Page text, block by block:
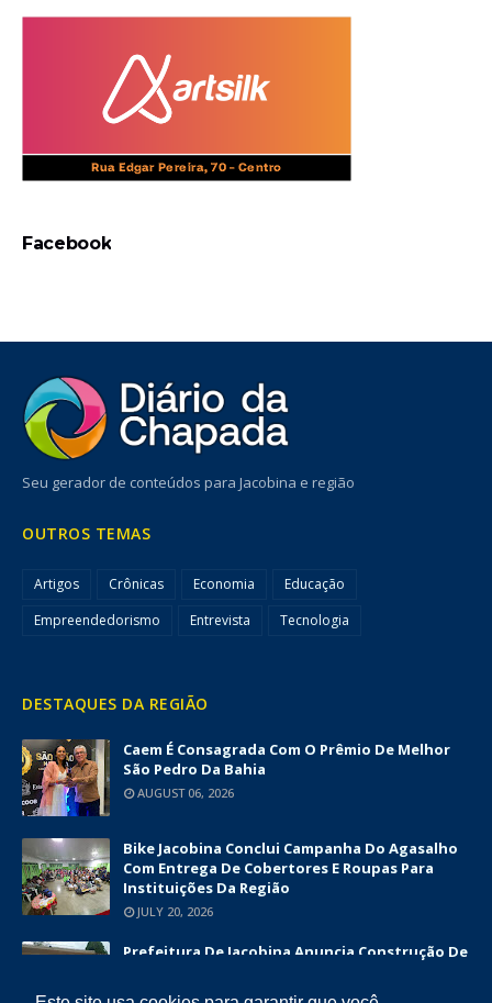
Facebook
Seu gerador de conteúdos para Jacobina e região
OUTROS TEMAS
Artigos Crônicas Economia
Educação
Empreendedorismo
Entrevista Tecnologia
DESTAQUES DA REGIÃO
Caem É Consagrada Com O Prêmio De Melhor
São Pedro Da Bahia
AUGUST 06, 2026
Bike Jacobina Conclui Campanha Do Agasalho
Com Entrega De Cobertores E Roupas Para
Instituições Da Região
JULY 20, 2026
Prefeitura De Jacobina Anuncia Construção De
Superior A R$ 1,7 Milhão